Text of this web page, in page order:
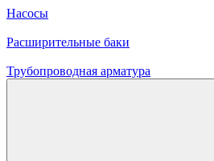
Насосы
Расширительные баки
Трубопроводная арматура